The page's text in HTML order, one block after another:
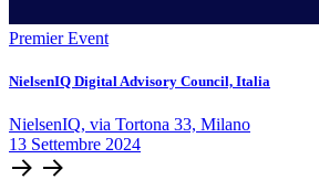
Premier Event
NielsenIQ Digital Advisory Council, Italia
NielsenIQ, via Tortona 33, Milano
13 Settembre 2024